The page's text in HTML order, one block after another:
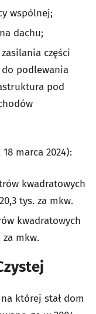
wspólnej;
dachu;
części
do podlewania
pod
marca 2024):
kwadratowych
tys. za mkw.
kwadratowych
za mkw.
której stał dom